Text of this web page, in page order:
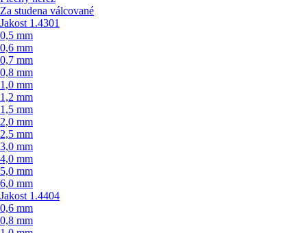
Za studena válcované
Jakost 1.4301
0,5 mm
0,6 mm
0,7 mm
0,8 mm
1,0 mm
1,2 mm
1,5 mm
2,0 mm
2,5 mm
3,0 mm
4,0 mm
5,0 mm
6,0 mm
Jakost 1.4404
0,6 mm
0,8 mm